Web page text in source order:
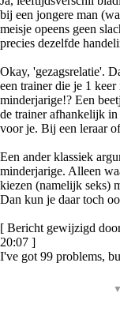
bij een jongere man
meisje opeens geen
precies dezelfde
Okay, 'gezagsrelatie'.
een trainer die je 1
minderjarige!? Een
de trainer afhankelijk
voor je. Bij een leraar
Een ander klassiek
minderjarige. Alleen
kiezen (namelijk seks)
Dan kun je daar toch
[ Bericht gewijzigd
20:07 ]
I've got 99 problems,